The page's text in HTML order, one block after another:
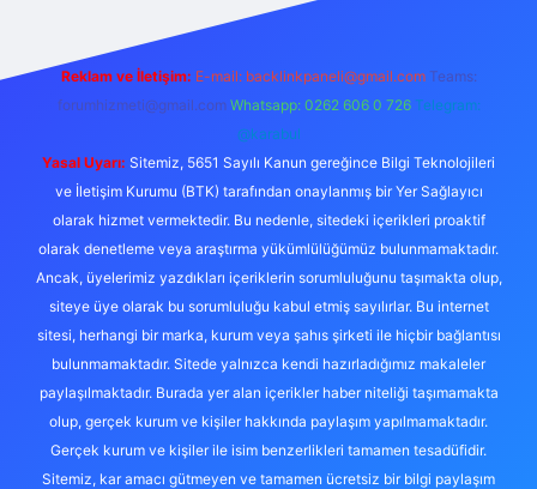
Reklam ve İletişim: E-mail: backlinkpaneli@gmail.com Teams:
forumhizmeti@gmail.com Whatsapp: 0262 606 0 726 Telegram:
@karabul
Yasal Uyarı: Sitemiz, 5651 Sayılı Kanun gereğince Bilgi Teknolojileri
ve İletişim Kurumu (BTK) tarafından onaylanmış bir Yer Sağlayıcı
olarak hizmet vermektedir. Bu nedenle, sitedeki içerikleri proaktif
olarak denetleme veya araştırma yükümlülüğümüz bulunmamaktadır.
Ancak, üyelerimiz yazdıkları içeriklerin sorumluluğunu taşımakta olup,
siteye üye olarak bu sorumluluğu kabul etmiş sayılırlar. Bu internet
sitesi, herhangi bir marka, kurum veya şahıs şirketi ile hiçbir bağlantısı
bulunmamaktadır. Sitede yalnızca kendi hazırladığımız makaleler
paylaşılmaktadır. Burada yer alan içerikler haber niteliği taşımamakta
olup, gerçek kurum ve kişiler hakkında paylaşım yapılmamaktadır.
Gerçek kurum ve kişiler ile isim benzerlikleri tamamen tesadüfidir.
Sitemiz, kar amacı gütmeyen ve tamamen ücretsiz bir bilgi paylaşım